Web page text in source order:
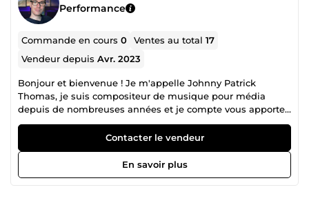
Performance
Commande en cours0 Ventes au total17
Vendeur depuisAvr. 2023
Bonjour et bienvenue ! Je m'appelle Johnny Patrick
Thomas, je suis compositeur de musique pour média
depuis de nombreuses années et je compte vous apporter
ici mon expérience et mes connaissances sous formes de
petites formations abordables afin que vous puissiez
développer tout votre potentiel artistique.
Contacter le vendeur
En savoir plus